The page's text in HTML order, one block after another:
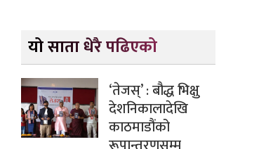
यो साता धेरै पढिएको
‘तेजस्’ : बौद्ध भिक्षु
देशनिकालादेखि
काठमाडौंको